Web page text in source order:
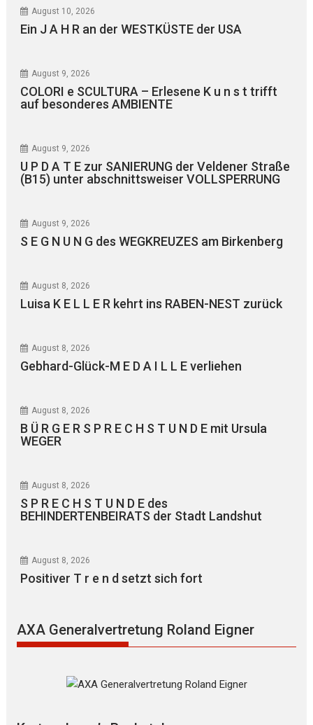
August 10, 2026
Ein J A H R an der WESTKÜSTE der USA
August 9, 2026
COLORI e SCULTURA – Erlesene K u n s t trifft
auf besonderes AMBIENTE
August 9, 2026
U P D A T E zur SANIERUNG der Veldener Straße
(B15) unter abschnittsweiser VOLLSPERRUNG
August 9, 2026
S E G N U N G des WEGKREUZES am Birkenberg
August 8, 2026
Luisa K E L L E R kehrt ins RABEN-NEST zurück
August 8, 2026
Gebhard-Glück-M E D A I L L E verliehen
August 8, 2026
B Ü R G E R S P R E C H S T U N D E mit Ursula
WEGER
August 8, 2026
S P R E C H S T U N D E des
BEHINDERTENBEIRATS der Stadt Landshut
August 8, 2026
Positiver T r e n d setzt sich fort
AXA Generalvertretung Roland Eigner